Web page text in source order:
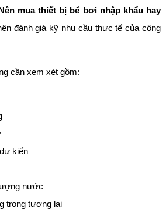
mua thiết bị bể bơi nhập khẩu hay
đánh giá kỹ nhu cầu thực tế của công
cần xem xét gồm:
kiến
nước
trong tương lai